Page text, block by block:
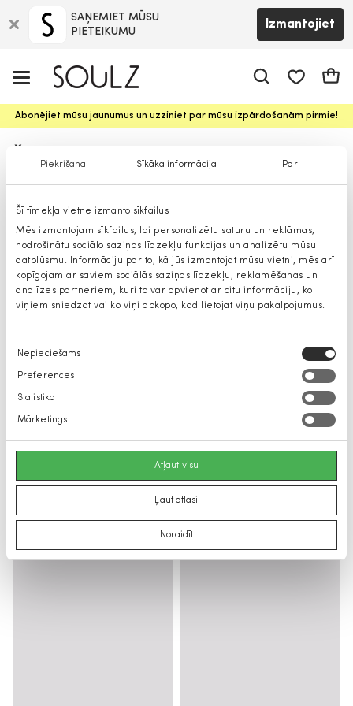
Piekrišana Sīkāka informācija Par
Šī tīmekļa vietne izmanto sīkfailus
Mēs izmantojam sīkfailus, lai personalizētu saturu un reklāmas,
nodrošinātu sociālo saziņas līdzekļu funkcijas un analizētu mūsu
datplūsmu. Informāciju par to, kā jūs izmantojat mūsu vietni, mēs arī
kopīgojam ar saviem sociālās saziņas līdzekļu, reklamēšanas un
analīzes partneriem, kuri to var apvienot ar citu informāciju, ko
viņiem sniedzat vai ko viņi apkopo, kad lietojat viņu pakalpojumus.
Piekrišanas
izvēle
Nepieciešams
Preferences
Statistika
Mārketings
Atļaut visu
Ļaut atlasi
Noraidīt
SAŅEMIET MŪSU
PIETEIKUMU
Izmantojiet
Abonējiet mūsu jaunumus un uzziniet par mūsu izpārdošanām pirmie!
Šorti